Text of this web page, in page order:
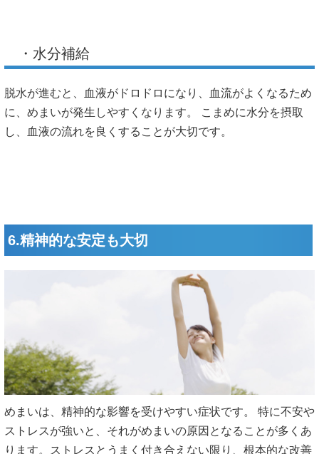
・水分補給
脱水が進むと、血液がドロドロになり、血流がよくなるため
に、めまいが発生しやすくなります。 こまめに水分を摂取
し、血液の流れを良くすることが大切です。
6.精神的な安定も大切
めまいは、精神的な影響を受けやすい症状です。 特に不安や
ストレスが強いと、それがめまいの原因となることが多くあ
ります。ストレスとうまく付き合えない限り、根本的な改善